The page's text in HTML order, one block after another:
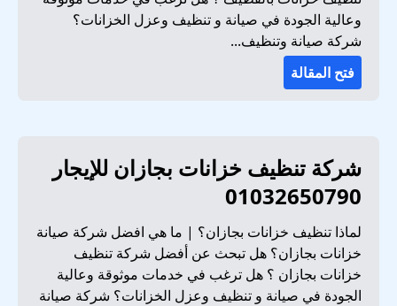
وعالية الجودة في صيانة و تنظيف وعزل الخزانات؟
شركة صيانة وتنظيف...
فتح المقالة
شركة تنظيف خزانات بجازان للإيجار
01032650790
لماذا تنظيف خزانات بجازان؟ | ما هي افضل شركة صيانة
خزانات بجازان؟ هل تبحث عن أفضل شركة تنظيف
خزانات بجازان ؟ هل ترغب في خدمات موثوقة وعالية
الجودة في صيانة و تنظيف وعزل الخزانات؟ شركة صيانة